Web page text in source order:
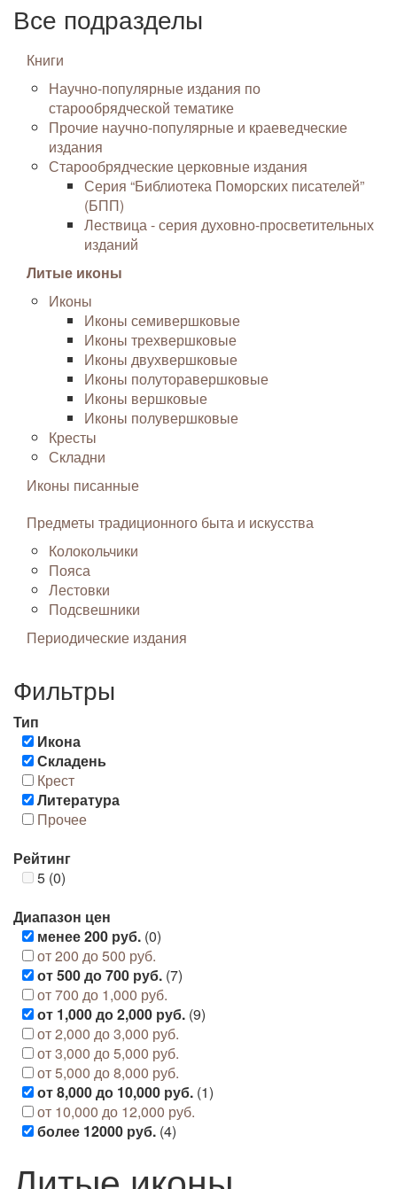
Все подразделы
Книги
Научно-популярные издания по
старообрядческой тематике
Прочие научно-популярные и краеведческие
издания
Старообрядческие церковные издания
Серия “Библиотека Поморских писателей”
(БПП)
Лествица - серия духовно-просветительных
изданий
Литые иконы
Иконы
Иконы семивершковые
Иконы трехвершковые
Иконы двухвершковые
Иконы полуторавершковые
Иконы вершковые
Иконы полувершковые
Кресты
Складни
Иконы писанные
Предметы традиционного быта и искусства
Колокольчики
Пояса
Лестовки
Подсвешники
Периодические издания
Фильтры
Тип
Икона
Складень
Крест
Литература
Прочее
Рейтинг
5 (0)
Диапазон цен
менее 200 руб. (0)
от 200 до 500 руб.
от 500 до 700 руб. (7)
от 700 до 1,000 руб.
от 1,000 до 2,000 руб. (9)
от 2,000 до 3,000 руб.
от 3,000 до 5,000 руб.
от 5,000 до 8,000 руб.
от 8,000 до 10,000 руб. (1)
от 10,000 до 12,000 руб.
более 12000 руб. (4)